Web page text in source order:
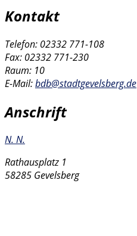
Kontakt
Telefon: 02332 771-108
Fax: 02332 771-230
Raum: 10
E-Mail:bdb@stadtgevelsberg.de
Anschrift
N. N.
Rathausplatz 1
58285 Gevelsberg